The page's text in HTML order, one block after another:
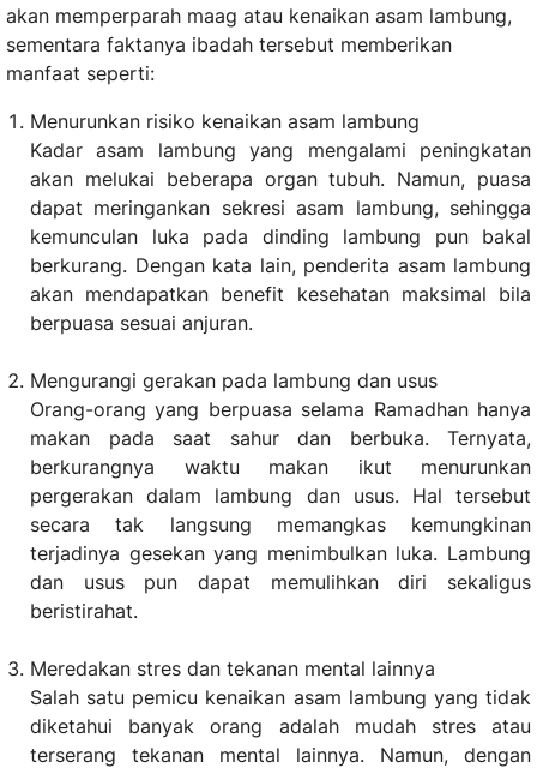
akan memperparah maag atau kenaikan asam lambung,
sementara faktanya ibadah tersebut memberikan
manfaat seperti:
Menurunkan risiko kenaikan asam lambung
Kadar asam lambung yang mengalami peningkatan
akan melukai beberapa organ tubuh. Namun, puasa
dapat meringankan sekresi asam lambung, sehingga
kemunculan luka pada dinding lambung pun bakal
berkurang. Dengan kata lain, penderita asam lambung
akan mendapatkan benefit kesehatan maksimal bila
berpuasa sesuai anjuran.
Mengurangi gerakan pada lambung dan usus
Orang-orang yang berpuasa selama Ramadhan hanya
makan pada saat sahur dan berbuka. Ternyata,
berkurangnya waktu makan ikut menurunkan
pergerakan dalam lambung dan usus. Hal tersebut
secara tak langsung memangkas kemungkinan
terjadinya gesekan yang menimbulkan luka. Lambung
dan usus pun dapat memulihkan diri sekaligus
beristirahat.
Meredakan stres dan tekanan mental lainnya
Salah satu pemicu kenaikan asam lambung yang tidak
diketahui banyak orang adalah mudah stres atau
terserang tekanan mental lainnya. Namun, dengan